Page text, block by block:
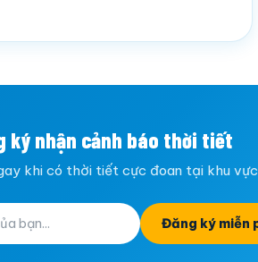
ký nhận cảnh báo thời tiết
khi có thời tiết cực đoan tại khu
Đăng ký miễn